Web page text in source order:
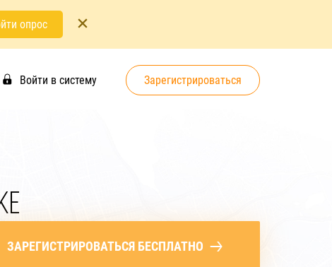
опрос
Войти в систему Зарегистрироваться
ЗАРЕГИСТРИРОВАТЬСЯ БЕСПЛАТНО